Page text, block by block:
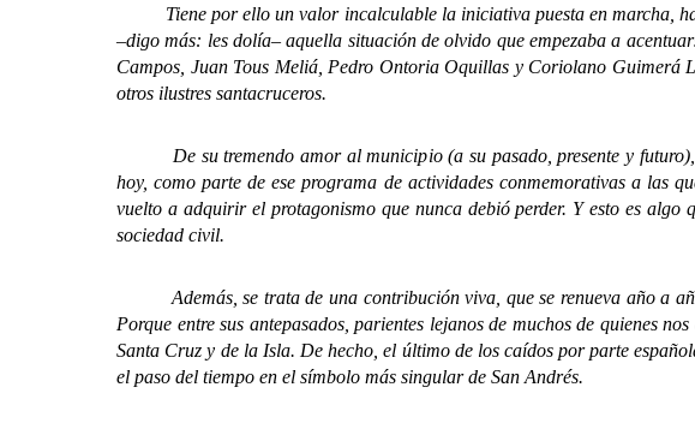
Tiene por ello un valor incalculable la iniciativa puesta en marcha,
–digo más: les dolía– aquella situación de olvido que empezaba a
Campos, Juan Tous Meliá, Pedro Ontoria Oquillas y Coriolano Guimerá
otros ilustres santacruceros.
De su tremendo amor al municipio (a su pasado, presente y futuro),
hoy, como parte de ese programa de actividades conmemorativas a las
vuelto a adquirir el protagonismo que nunca debió perder. Y esto es algo
sociedad civil.
Además, se trata de una contribución viva, que se renueva año a
Porque entre sus antepasados, parientes lejanos de muchos de quienes
Santa Cruz y de la Isla. De hecho, el último de los caídos por parte
el paso del tiempo en el símbolo más singular de San Andrés.